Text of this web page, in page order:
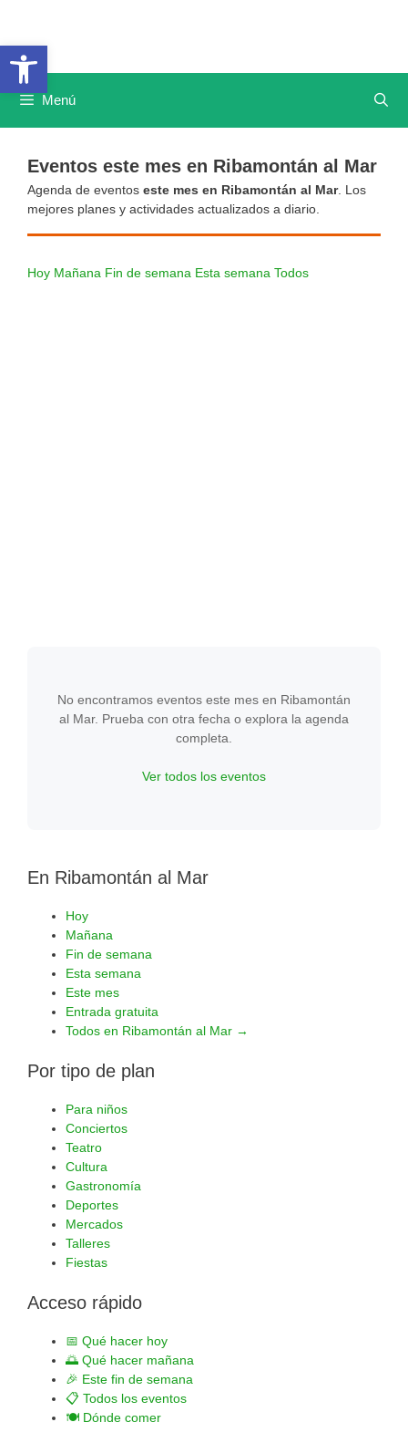
Abrir barra de herramientas
contenido
Menú
Eventos este mes en Ribamontán al Mar
Agenda de eventos este mes en Ribamontán al Mar. Los
mejores planes y actividades actualizados a diario.
Hoy Mañana Fin de semana Esta semana Todos
No encontramos eventos este mes en Ribamontán
al Mar. Prueba con otra fecha o explora la agenda
completa.
Ver todos los eventos
En Ribamontán al Mar
Hoy
Mañana
Fin de semana
Esta semana
Este mes
Entrada gratuita
Todos en Ribamontán al Mar →
Por tipo de plan
Para niños
Conciertos
Teatro
Cultura
Gastronomía
Deportes
Mercados
Talleres
Fiestas
Acceso rápido
📅 Qué hacer hoy
🌅 Qué hacer mañana
🎉 Este fin de semana
📋 Todos los eventos
🍽️ Dónde comer